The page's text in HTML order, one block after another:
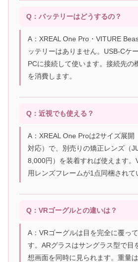
Q：バッテリーはどうするの？
A：XREAL One Pro・VITURE
ッテリーはありません。USB-Cケ
PCに接続して使います。接続先の
を消費します。
Q：近視でも使える？
A：XREAL One Proは2サイズ展開
対応）で、別売りの矯正レンズ（
8,000円）を装着すれば使えます。
用レンズフレームが1点同梱されて
Q：VRゴーグルとの違いは？
A：VRゴーグルは目を完全に覆っ
す。ARグラスはサングラス型で目
想画面を同時に見られます。重量